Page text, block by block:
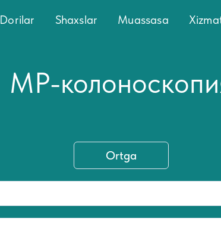
Dorilar Shaxslar Muassasa
МР-
Ortga